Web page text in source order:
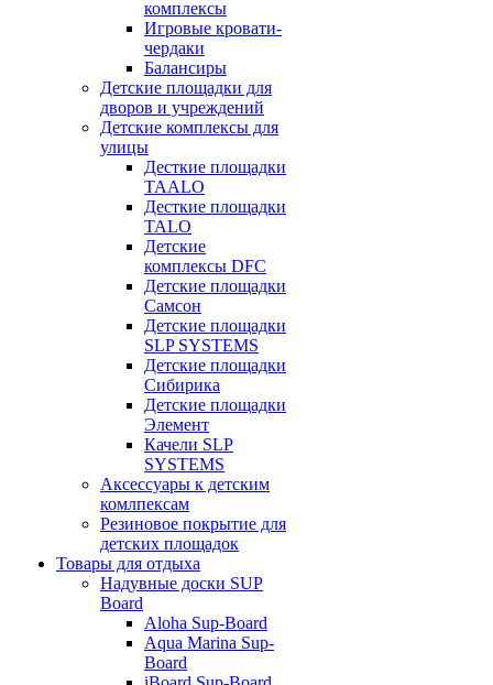
комплексы
Игровые кровати-
чердаки
Балансиры
Детские площадки для
дворов и учреждений
Детские комплексы для
улицы
Десткие площадки
TAALO
Десткие площадки
TALO
Детские
комплексы DFC
Детские площадки
Самсон
Детские площадки
SLP SYSTEMS
Детские площадки
Сибирика
Детские площадки
Элемент
Качели SLP
SYSTEMS
Аксессуары к детским
комлпексам
Резиновое покрытие для
детских площадок
Товары для отдыха
Надувные доски SUP
Board
Aloha Sup-Board
Aqua Marina Sup-
Board